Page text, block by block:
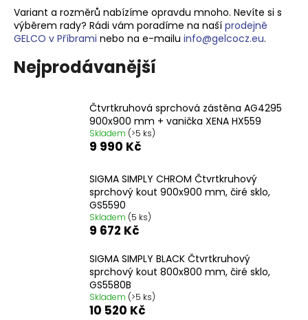
Variant a rozměrů nabízíme opravdu mnoho. Nevíte si s
výběrem rady? Rádi vám poradíme na naší prodejně
GELCO v Příbrami nebo na e-mailu info@gelcocz.eu.
Nejprodávanější
Čtvrtkruhová sprchová zástěna AG4295
900x900 mm + vanička XENA HX559
Skladem (>5 ks)
9 990 Kč
SIGMA SIMPLY CHROM Čtvrtkruhový
sprchový kout 900x900 mm, čiré sklo,
GS5590
Skladem (5 ks)
9 672 Kč
SIGMA SIMPLY BLACK Čtvrtkruhový
sprchový kout 800x800 mm, čiré sklo,
GS5580B
Skladem (>5 ks)
10 520 Kč